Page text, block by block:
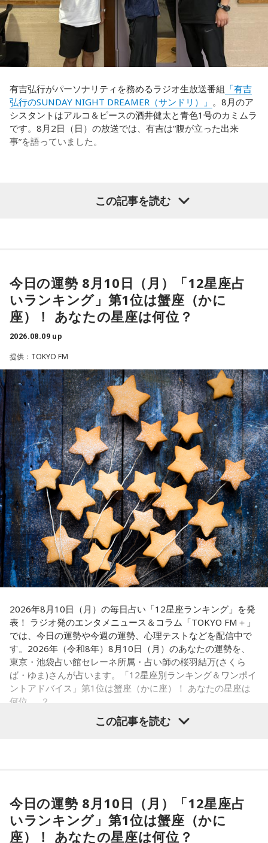
普段よりもオシャレをすると良いでしょう。モチベーション
が上がって、何でも上手くできそう。無難な色よりも、挑戦
的な色を選んでみて。
【5位】山羊座（やぎ座）
温かくなる出来事が起こりそう。一対一で相手とじっくり向
き合ってみると、自分と似ている部分も見つかることでしょ
う。
【6位】牡牛座（おうし座）
【8位】獅子座（しし座）
目標やゴールを決めて、そこまでの道のりを計画していくと
◎。冷静に判断し行動できると、自分が求めているものに近
づけるようです。先輩などの話に耳を傾けるのも良いでしょ
【9位】牡羊座（おひつじ座）
他者に期待しすぎず、何かやってくれたことに対して喜べる
と上手くいきそう。自分の心のあり方や時間の使い方を見直
してみて。仕事場などの掃除をすれば集中力がアップできる
ようです。
【10位】双子座（ふたご座）
映画や音楽など、芸術表現に触れると心が癒されていくよう
です。美を感じられると、トゲトゲした気持ちも丸くなりそ
う。今日は、日ごろからお世話になっている人や大切な人と
の時間を大切にしてみて。
【11位】射手座（いて座）
いろいろ気になってくるようなので、「無」になれるような
時間を作りましょう。ちょっと手抜きをしたり、昼寝をして
みたり。頑張りすぎないことも大切なようです。家族や友人
との他愛のない会話を楽しむのもアリ。
【12位】水瓶座（みずがめ座）
増やすより、減らすことを意識してみましょう。食事も腹八
分目にすると良いでしょう。何だかイライラするときは、良
質な水を飲んで深呼吸すると、リラックスできそう。穏やか
な音楽を聞くのもおすすめ。
【今日の一言メッセージ】
立秋が過ぎ、今日はお盆休み中の方も多い時期。13日の新月
に向けて「自分らしさ」を開花させる時です。今日がお仕事
年。野村證券・パーソルキャリアでの勤務を経て占い師とし
て独立。2024年にはスキルシェアサイト「ココナラ」にて結
婚分野ランキング1位・仕事分野2位を獲得。現在はSATORI電
話占いを始め、年間1000名を鑑定している。
有吉弘行がパーソナリティを務めるラジオ生放送番組 「有吉
弘行のSUNDAY NIGHT DREAMER（サンドリ）」 。8月のア
シスタントはアルコ＆ピースの酒井健太と青色1号のカミムラ
です。8月2日（日）の放送では、有吉は“腹が立った出来
事”を語っていました。
ねます。これに対して、2人は戸惑いながらも「言わないで
す」と即答し、有吉も「そうだろ？」と返します。
その後も似たような質問を繰り返す有吉に、酒井もカミムラ
見ないんですよね』ってわざわざ言われなきゃいけないんだ
よ！ 別に言わなくていいだろ。（俺にわざわざ）言う!? ふざ
けやがって」と怒りを爆発させ、ようやく意図を察した2人は
爆笑します。
酒井が「何かあったんですか？」と問いかけると、有吉は
「まあ、よくあることですよ。だけど、今日も言われて腹が
立ってしまって。危うく家族もいるなかで臨戦態勢に入って
しまうところでした。場所も場所だったのでグッと我慢しま
したけれども」と振り返ります。
すると、今度は声をかけてきた側の視点に立ち、「俺らがそ
う言われたときに、ヘラヘラ笑って『見てくださいよ～。視
聴率が大変なんですよ～』って返すと思って言ってくるわけ
だよね」と分析。
そのうえで、有吉は「団子屋で『俺、団子食わないんだよ
な』ってわざわざ言わないのは、店主に怒られるって分かっ
ているからだろ。それだけなめられているってことなんです
『この人にそんなことを言ったら怒られても仕方ない』と思
わせるくらいの気迫が必要なんですよね」と持論を展開しま
す。
ただ、この日に関しては「場所も場所でしたから、『そうで
すか、へへへ』って笑って済ませましたけど。でも、それが
大人じゃないですか」と本音を明かしつつも、「そんなこと
はよくあるんでいいんですけど、久しぶりに食らったなとい
番組Webサイト：https://jfn-pods.com/program/27400
音声コンテンツプラットフォーム「JFN Pods」ではスペシャ
ル音声も配信中！
この記事を読む
今日の運勢 8月10日（月）「12星座占
いランキング」第1位は蟹座（かに
座）！ あなたの星座は何位？
2026.08.09 up
提供：TOKYO FM
2026年8月10日（月）の毎日占い「12星座ランキング」を発
表！ ラジオ発のエンタメニュース＆コラム「TOKYO FM＋」
では、今日の運勢や今週の運勢、心理テストなどを配信中で
す。2026年（令和8年）8月10日（月）のあなたの運勢を、
東京・池袋占い館セレーネ所属・占い師の桜羽結万(さくら
ば・ゆま)さんが占います。「12星座別ランキング＆ワンポイ
ントアドバイス」第1位は蟹座（かに座）！ あなたの星座は
何位……？
ルがいると、つらいことがあっても頑張ろうと思えそう。熱
い気持ちを前に出して、行動していくと良いでしょう。気に
なる相手にも自信を持って接するようにしましょう。
この記事を読む
今日の運勢 8月10日（月）「12星座占
いランキング」第1位は蟹座（かに
座）！ あなたの星座は何位？